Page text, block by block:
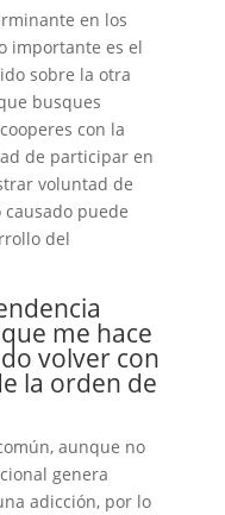
en los
importante es el
sobre la otra
busques
con la
de participar en
voluntad de
puede
del
me hace
volver con
la orden de
aunque no
genera
adicción, por lo